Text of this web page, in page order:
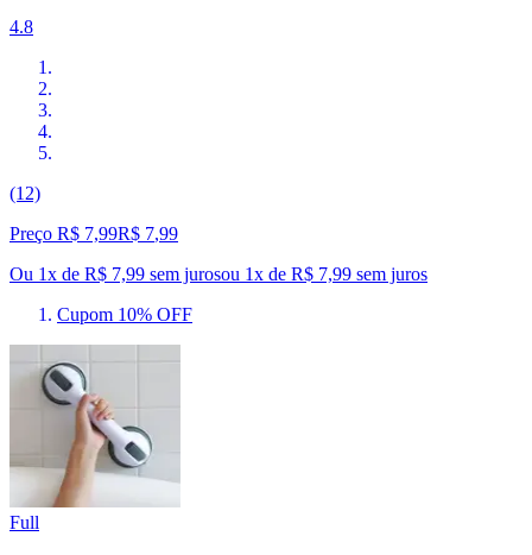
4.8
(12)
Preço R$ 7,99R$ 7,99
Ou 1x de R$ 7,99 sem jurosou 1x de R$ 7,99 sem juros
Cupom 10% OFF
Full